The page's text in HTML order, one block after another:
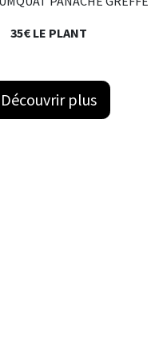
35€ LE PLANT
Découvrir plus